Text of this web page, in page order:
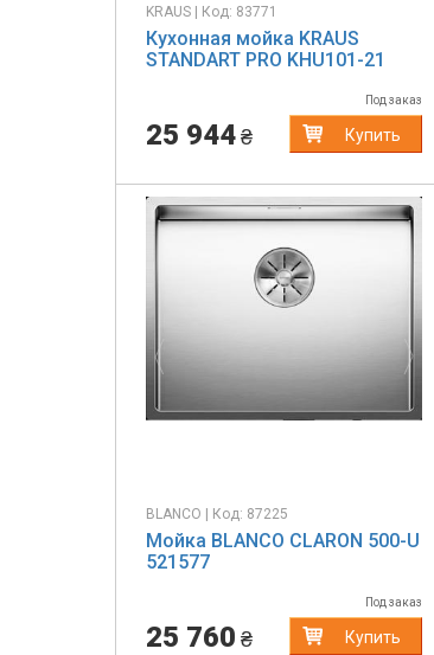
KRAUS | Код: 83771
Кухонная мойка KRAUS
STANDART PRO KHU101-21
Под заказ
25 944₴ Купить
Previous
BLANCO | Код: 87225
Мойка BLANCO CLARON 500-U
521577
Под заказ
25 760 ₴ Купить